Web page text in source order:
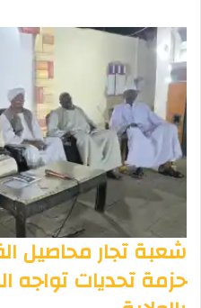
شعبة تجار محاصيل
حزمة تحديات تواجه